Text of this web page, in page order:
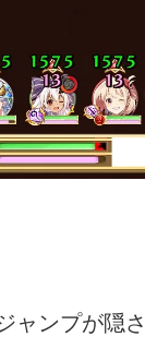
ャンプが隠